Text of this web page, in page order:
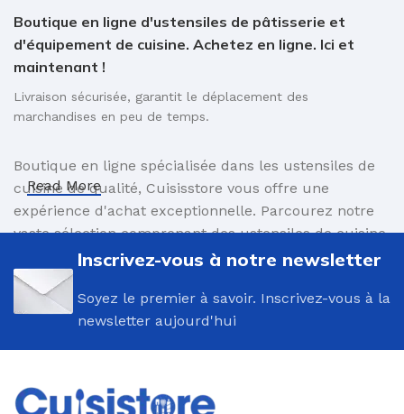
Boutique en ligne d'ustensiles de pâtisserie et
d'équipement de cuisine. Achetez en ligne. Ici et
maintenant !
Livraison sécurisée, garantit le déplacement des
marchandises en peu de temps.
Boutique en ligne spécialisée dans les ustensiles de
cuisine de qualité, Cuisisstore vous offre une
expérience d'achat exceptionnelle. Parcourez notre
vaste sélection comprenant des ustensiles de cuisine
innovants et des accessoires élégants, conçus pour
faciliter vos préparations culinaires. Commandez en
toute simplicité et profitez d'une livraison sûre,
assurant le transport rapide de vos produits
directement à votre porte. Avec Cuisisstore,
fiables et haut de gamme, le tout à portée de clic.
Read More
Inscrivez-vous à notre newsletter
Soyez le premier à savoir. Inscrivez-vous à la
newsletter aujourd'hui